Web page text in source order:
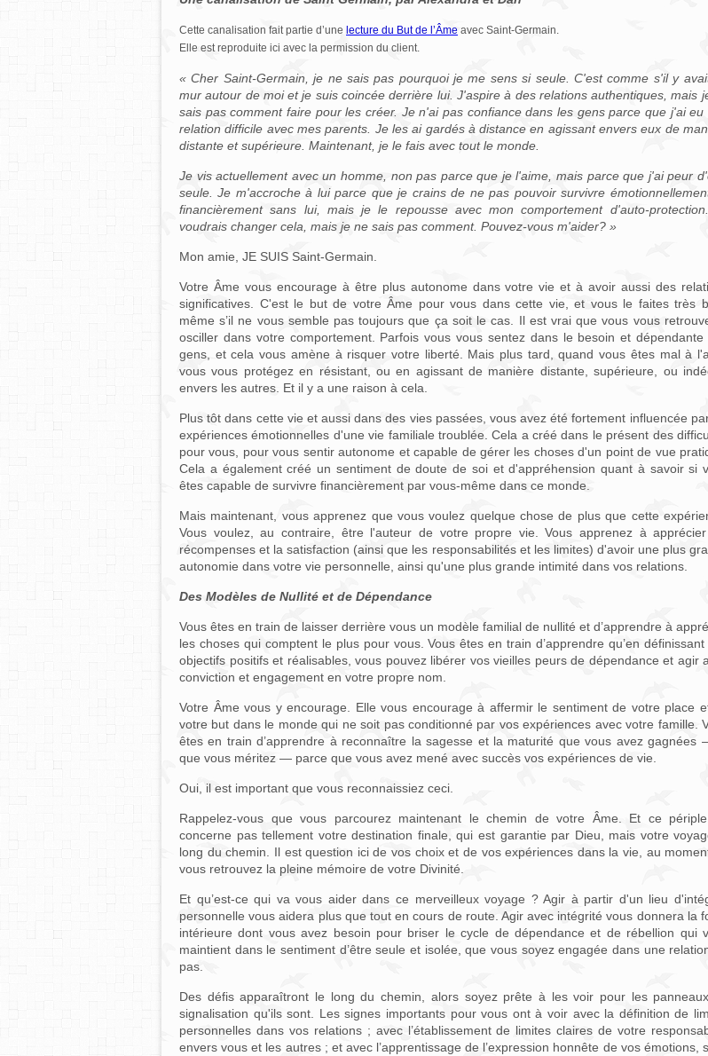
Cette canalisation fait partie d’une lecture du But de l’Âme avec Saint-Germain.
Elle est reproduite ici avec la permission du client.
« Cher Saint-Germain, je ne sais pas pourquoi je me sens si seule. C'est comme s'il y
mur autour de moi et je suis coincée derrière lui. J'aspire à des relations authentiques, mais
sais pas comment faire pour les créer. Je n'ai pas confiance dans les gens parce que j'ai eu
relation difficile avec mes parents. Je les ai gardés à distance en agissant envers eux de
distante et supérieure. Maintenant, je le fais avec tout le monde.
Je vis actuellement avec un homme, non pas parce que je l'aime, mais parce que j'ai peur
seule. Je m'accroche à lui parce que je crains de ne pas pouvoir survivre
financièrement sans lui, mais je le repousse avec mon comportement d'auto-
voudrais changer cela, mais je ne sais pas comment. Pouvez-vous m'aider? »
Mon amie, JE SUIS Saint-Germain.
Votre Âme vous encourage à être plus autonome dans votre vie et à avoir aussi des
significatives. C'est le but de votre Âme pour vous dans cette vie, et vous le faites très
même s’il ne vous semble pas toujours que ça soit le cas. Il est vrai que vous vous
osciller dans votre comportement. Parfois vous vous sentez dans le besoin et dépendante
gens, et cela vous amène à risquer votre liberté. Mais plus tard, quand vous êtes mal à
vous vous protégez en résistant, ou en agissant de manière distante, supérieure, ou
envers les autres. Et il y a une raison à cela.
Plus tôt dans cette vie et aussi dans des vies passées, vous avez été fortement influencée
expériences émotionnelles d'une vie familiale troublée. Cela a créé dans le présent des
pour vous, pour vous sentir autonome et capable de gérer les choses d'un point de vue
Cela a également créé un sentiment de doute de soi et d'appréhension quant à savoir si
êtes capable de survivre financièrement par vous-même dans ce monde.
Mais maintenant, vous apprenez que vous voulez quelque chose de plus que cette
Vous voulez, au contraire, être l'auteur de votre propre vie. Vous apprenez à
récompenses et la satisfaction (ainsi que les responsabilités et les limites) d'avoir une plus
autonomie dans votre vie personnelle, ainsi qu'une plus grande intimité dans vos relations.
Des Modèles de Nullité et de Dépendance
Vous êtes en train de laisser derrière vous un modèle familial de nullité et d’apprendre à
les choses qui comptent le plus pour vous. Vous êtes en train d’apprendre qu’en définissant
objectifs positifs et réalisables, vous pouvez libérer vos vieilles peurs de dépendance et agir
conviction et engagement en votre propre nom.
Votre Âme vous y encourage. Elle vous encourage à affermir le sentiment de votre place
votre but dans le monde qui ne soit pas conditionné par vos expériences avec votre famille.
êtes en train d’apprendre à reconnaître la sagesse et la maturité que vous avez gagnées
que vous méritez — parce que vous avez mené avec succès vos expériences de vie.
Oui, il est important que vous reconnaissiez ceci.
Rappelez-vous que vous parcourez maintenant le chemin de votre Âme. Et ce
concerne pas tellement votre destination finale, qui est garantie par Dieu, mais votre
long du chemin. Il est question ici de vos choix et de vos expériences dans la vie, au
vous retrouvez la pleine mémoire de votre Divinité.
Et qu’est-ce qui va vous aider dans ce merveilleux voyage ? Agir à partir d'un lieu
personnelle vous aidera plus que tout en cours de route. Agir avec intégrité vous donnera la
intérieure dont vous avez besoin pour briser le cycle de dépendance et de rébellion qui
maintient dans le sentiment d’être seule et isolée, que vous soyez engagée dans une
pas.
Des défis apparaîtront le long du chemin, alors soyez prête à les voir pour les
signalisation qu'ils sont. Les signes importants pour vous ont à voir avec la définition de
personnelles dans vos relations ; avec l’établissement de limites claires de votre
envers vous et les autres ; et avec l’apprentissage de l’expression honnête de vos émotions,